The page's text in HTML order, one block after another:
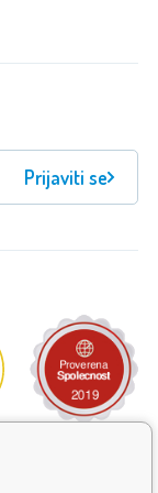
Prijaviti se